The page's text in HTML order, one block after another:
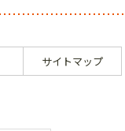
サイトマップ